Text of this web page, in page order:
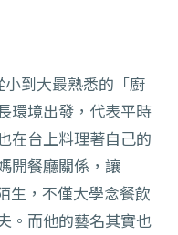
小到大最熟悉的「廚
環境出發，代表平時
在台上料理著自己的
開餐廳關係，讓
生，不僅大學念餐飲
。而他的藝名其實也